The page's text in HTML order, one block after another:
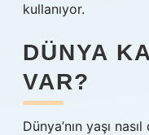
kullanıyor.
DÜNYA
VAR?
Dünya’nın yaşı